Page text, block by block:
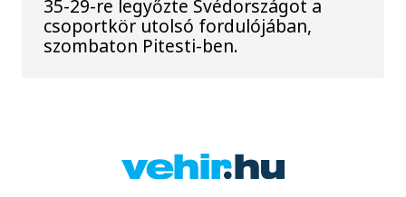
35-29-re legyőzte Svédországot a
csoportkör utolsó fordulójában,
szombaton Pitesti-ben.